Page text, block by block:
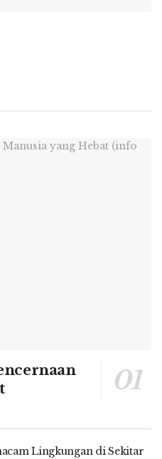
Lingkungan di Sekitar